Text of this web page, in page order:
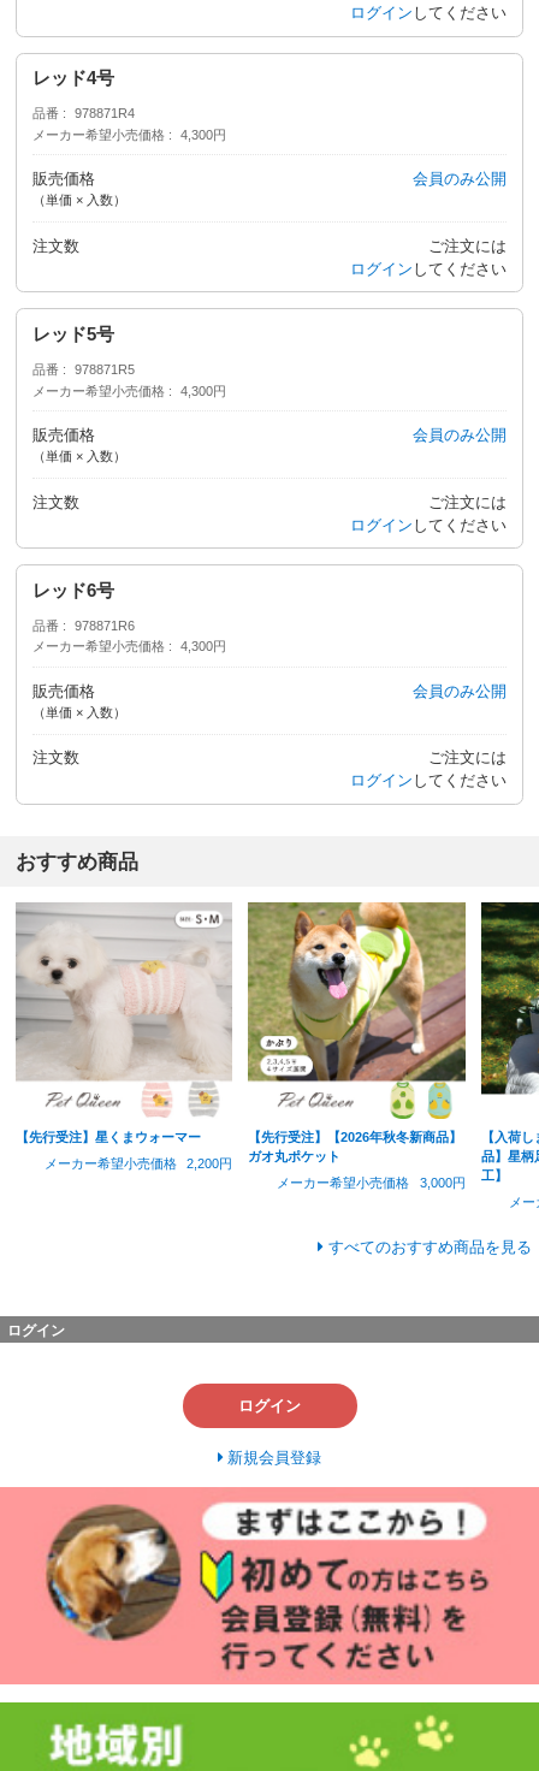
ログイン してください
レッド4号
品番
978871R4
メーカー希望小売価格
4,300円
販売価格
（単価 × 入数）
会員のみ公開
注文数
ご注文には
ログイン してください
レッド5号
品番
978871R5
メーカー希望小売価格
4,300円
販売価格
（単価 × 入数）
会員のみ公開
注文数
ご注文には
ログイン してください
レッド6号
品番
978871R6
メーカー希望小売価格
4,300円
販売価格
（単価 × 入数）
会員のみ公開
注文数
ご注文には
ログイン してください
おすすめ商品
【先行受注】星くまウォーマー
メーカー希望小売価格
2,200円
【先行受注】【2026年秋冬新商品】
ガオ丸ポケット
メーカー希望小売価格
3,000円
【入荷
品】星柄
工】
メ
すべてのおすすめ商品を見る
ログイン
ログイン
新規会員登録